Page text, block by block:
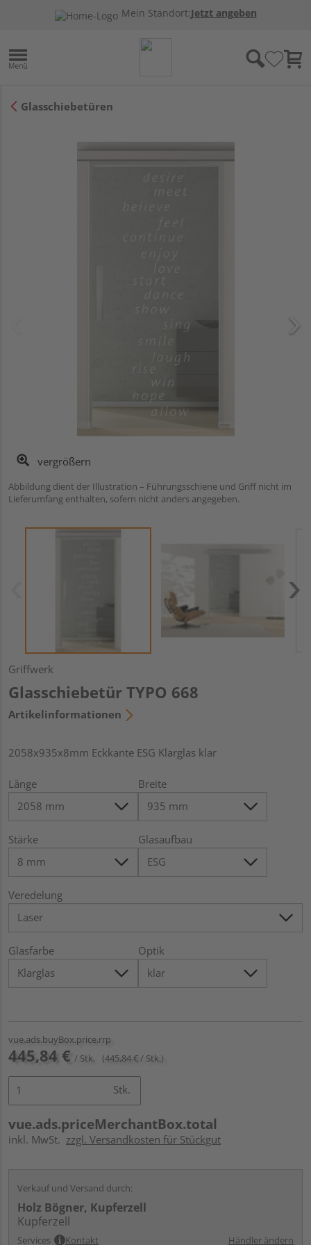
Mein Standort:Jetzt angeben
Glasschiebetüren
vergrößern
Abbildung dient der Illustration – Führungsschiene und Griff nicht im
Lieferumfang enthalten, sofern nicht anders angegeben.
Griffwerk
Glasschiebetür TYPO 668
Artikelinformationen
2058x935x8mm Eckkante ESG Klarglas klar
Länge Breite
Stärke Glasaufbau
Veredelung
Glasfarbe Optik
vue.ads.buyBox.price.rrp
445,84 € / Stk. (445,84 € / Stk.)
Stk.
vue.ads.priceMerchantBox.total
inkl. MwSt. zzgl. Versandkosten für Stückgut
Verkauf und Versand durch:
Holz Bögner, Kupferzell
Kupferzell
Services Kontakt Händler ändern